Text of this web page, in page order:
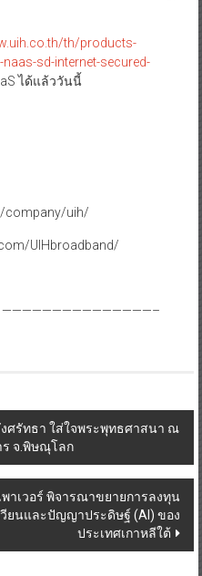
th/products-
sd-internet-secured-
ได้แล้ววันนี้
company/uih/
UIHbroadband/
ศรัทธา ใส่ใจพระพุทธศาสนา ณ
จ.พิษณุโลก
พาเวอร์ พิจารณาขยายการลงทุน
ยนและปัญญาประดิษฐ์ (AI) ของ
ประเทศเกาหลีใต้